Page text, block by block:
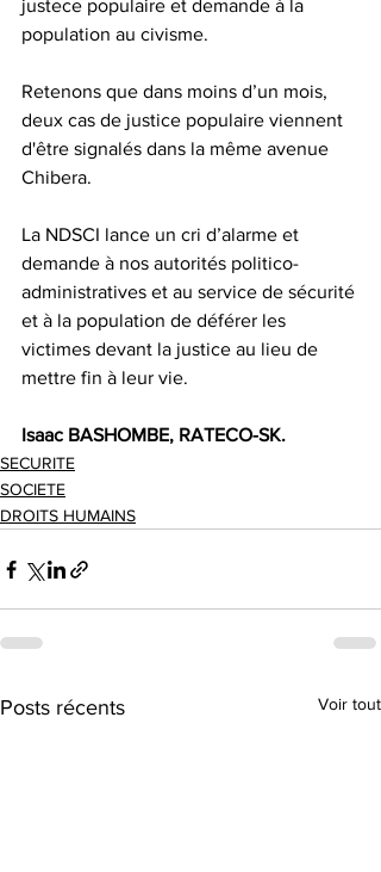
justece populaire et demande à la
population au civisme.
Retenons que dans moins d’un mois,
deux cas de justice populaire viennent
d'être signalés dans la même avenue
Chibera.
La NDSCI lance un cri d’alarme et
demande à nos autorités politico-
administratives et au service de sécurité
et à la population de déférer les
victimes devant la justice au lieu de
mettre fin à leur vie.
Isaac BASHOMBE, RATECO-SK.
SECURITE
SOCIETE
DROITS HUMAINS
Posts récents Voir tout